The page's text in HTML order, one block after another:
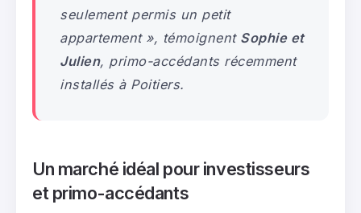
seulement permis un petit
appartement », témoignent Sophie et
Julien, primo-accédants récemment
installés à Poitiers.
Un marché idéal pour investisseurs
et primo-accédants